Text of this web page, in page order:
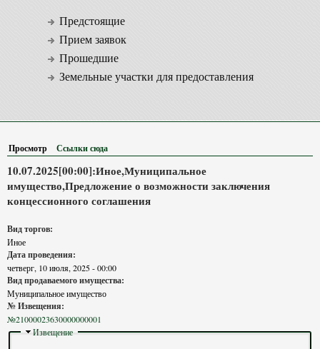
Предстоящие
Прием заявок
Прошедшие
Земельные участки для предоставления
Просмотр (активная вкладка)
Ссылки сюда
10.07.2025[00:00]:Иное,Муниципальное
имущество,Предложение о возможности заключения
концессионного соглашения
Вид торгов:
Иное
Дата проведения:
четверг, 10 июля, 2025 - 00:00
Вид продаваемого имущества:
Муниципальное имущество
№ Извещения:
№21000023630000000001
Скрыть
Извещение